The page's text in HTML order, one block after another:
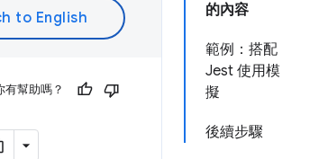
的內容
範例：搭配
Jest 使用模
擬
後續步驟
有幫助嗎？